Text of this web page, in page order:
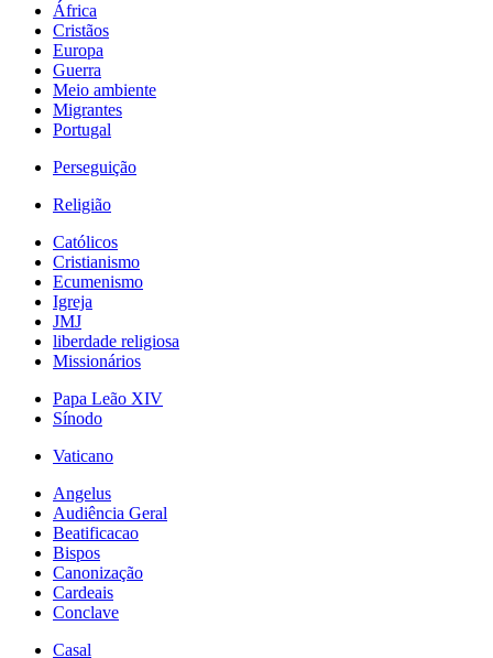
África
Cristãos
Europa
Guerra
Meio ambiente
Migrantes
Portugal
Perseguição
Religião
Católicos
Cristianismo
Ecumenismo
Igreja
JMJ
liberdade religiosa
Missionários
Papa Leão XIV
Sínodo
Vaticano
Angelus
Audiência Geral
Beatificacao
Bispos
Canonização
Cardeais
Conclave
Casal